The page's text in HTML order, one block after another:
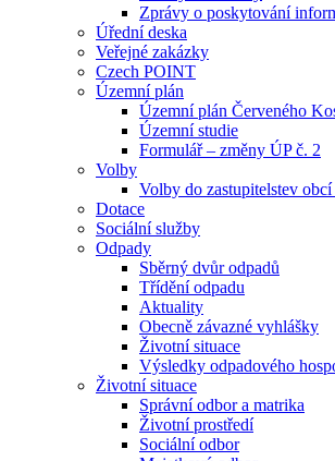
Zprávy o poskytování
Úřední deska
Veřejné zakázky
Czech POINT
Územní plán
Územní plán Červeného
Územní studie
Formulář – změny ÚP č. 2
Volby
Volby do zastupitelstev
Dotace
Sociální služby
Odpady
Sběrný dvůr odpadů
Třídění odpadu
Aktuality
Obecně závazné vyhlášky
Životní situace
Výsledky odpadového
Životní situace
Správní odbor a matrika
Životní prostředí
Sociální odbor